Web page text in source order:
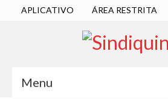
APLICATIVO ÁREA RESTRITA
Menu